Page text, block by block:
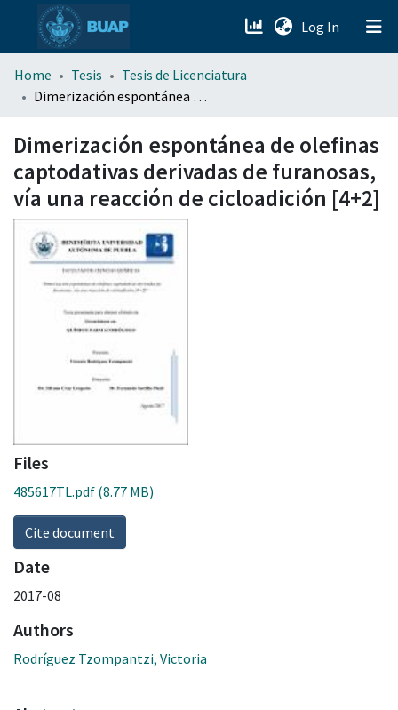
Log In (current)
menu.section.about_menu
Home Tesis
Tesis de Licenciatura
Dimerización espontánea de olefinas captodativas derivadas de furanosas, vía una reacción de cicloadición [4+2]
Dimerización espontánea de olefinas
captodativas derivadas de furanosas,
vía una reacción de cicloadición [4+2]
Files
485617TL.pdf (8.77 MB)
Cite document
Date
2017-08
Authors
Rodríguez Tzompantzi, Victoria